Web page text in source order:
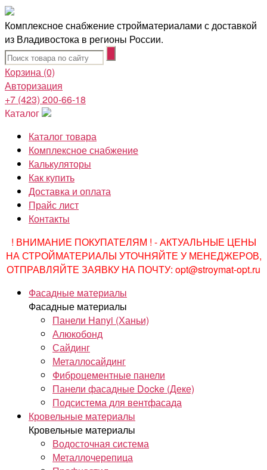
Комплексное снабжение стройматериалами с доставкой
из Владивостока в регионы России.
Корзина (0)
Авторизация
+7 (423) 200-66-18
Каталог
Каталог товара
Комплексное снабжение
Калькуляторы
Как купить
Доставка и оплата
Прайс лист
Контакты
! ВНИМАНИЕ ПОКУПАТЕЛЯМ ! - АКТУАЛЬНЫЕ ЦЕНЫ
НА СТРОЙМАТЕРИАЛЫ УТОЧНЯЙТЕ У МЕНЕДЖЕРОВ,
ОТПРАВЛЯЙТЕ ЗАЯВКУ НА ПОЧТУ: opt@stroymat-opt.ru
Фасадные материалы
Фасадные материалы
Панели Hanyi (Ханьи)
Алюкобонд
Сайдинг
Металлосайдинг
Фиброцементные панели
Панели фасадные Docke (Деке)
Подсистема для вентфасада
Кровельные материалы
Кровельные материалы
Водосточная система
Металлочерепица